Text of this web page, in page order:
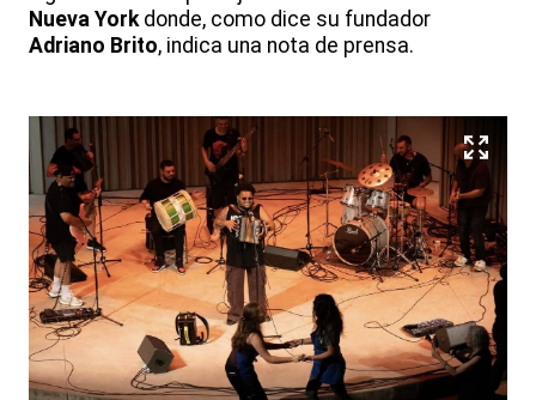
Nueva York donde, como dice su fundador
Adriano Brito, indica una nota de prensa.